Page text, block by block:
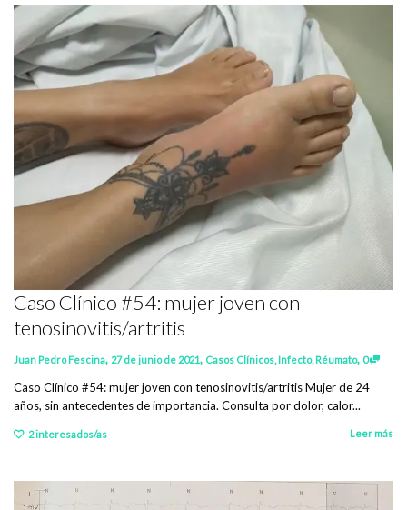
Caso Clínico #54: mujer joven con
tenosinovitis/artritis
Juan Pedro Fescina, 27 de junio de 2021, Casos Clínicos, Infecto, Réumato, 0
Caso Clínico #54: mujer joven con tenosinovitis/artritis Mujer de 24
años, sin antecedentes de importancia. Consulta por dolor, calor...
2interesados/as Leer más